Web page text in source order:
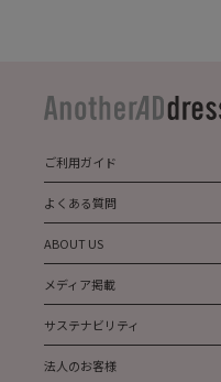
ご利用ガイド
よくある質問
ABOUT US
メディア掲載
サステナビリティ
法人のお客様